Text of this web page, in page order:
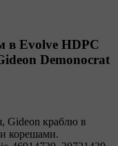
Evolve HDPC
Demonocrat
Gideon краблю в
корешами.